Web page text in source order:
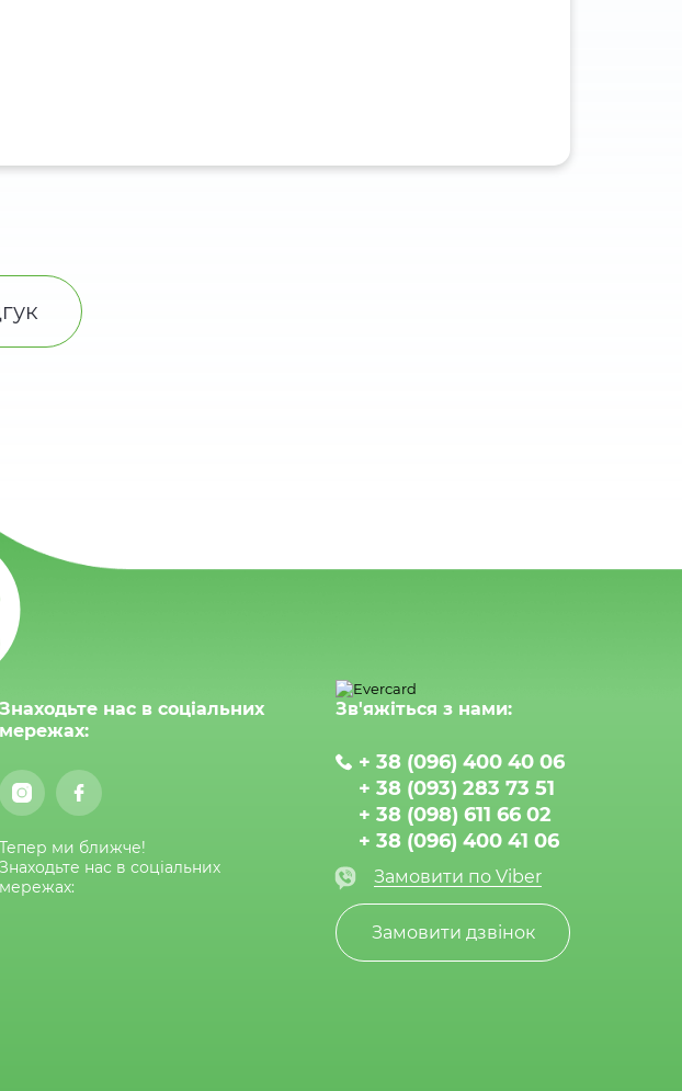
Знаходьте нас в соціальних
мережах:
Тепер ми ближче!
Знаходьте нас в соціальних
мережах:
Зв'яжіться з нами:
+ 38 (096) 400 40 06
+ 38 (093) 283 73 51
+ 38 (098) 611 66 02
+ 38 (096) 400 41 06
Замовити по Viber
Замовити дзвінок